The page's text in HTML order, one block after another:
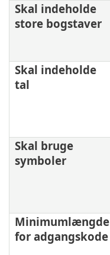
Skal indeholde
store bogstaver
Skal indeholde
tal
Skal bruge
symboler
Minimumlængde
for adgangskode